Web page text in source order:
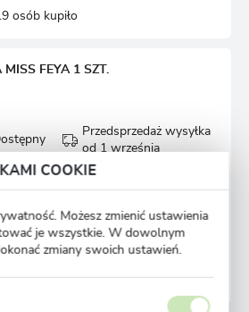
osób kupiło
FEYA 1 SZT.
Przedsprzedaż wysyłka
od 1 września
osób kupiło
COOKIE
Możesz zmienić ustawienia
je wszystkie. W dowolnym
zmiany swoich ustawień.